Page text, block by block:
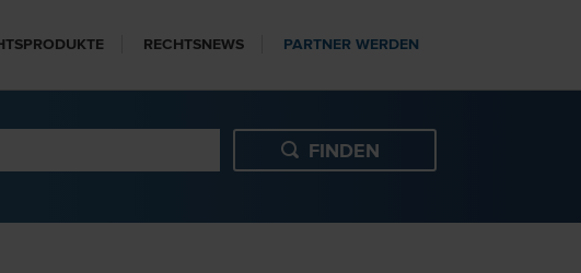
RECHTSNEWS PARTNER WERDEN